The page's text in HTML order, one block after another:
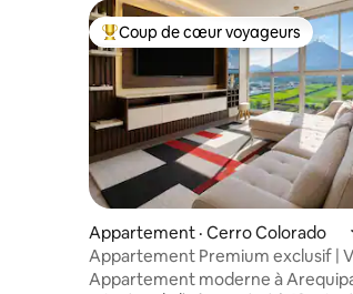
Coup de cœur voyageurs parmi
Coup de cœur voyageurs
Appartement · Cerro Colorado
Appartement Premium exclusif |
le Misti | 3 chambres
Appartement moderne à